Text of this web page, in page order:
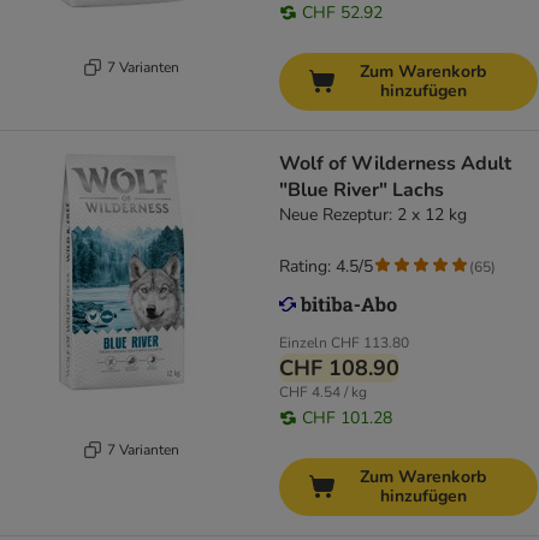
7 Varianten
CHF 52.92
Zum Warenkorb
hinzufügen
7 Varianten
Wolf of Wilderness Adult
"Blue River" Lachs
Neue Rezeptur: 2 x 12 kg
Einzeln CHF 113.80
CHF 108.90
CHF 4.54 / kg
CHF 101.28
Rating: 4.5/5 (65)
Zum Warenkorb
hinzufügen